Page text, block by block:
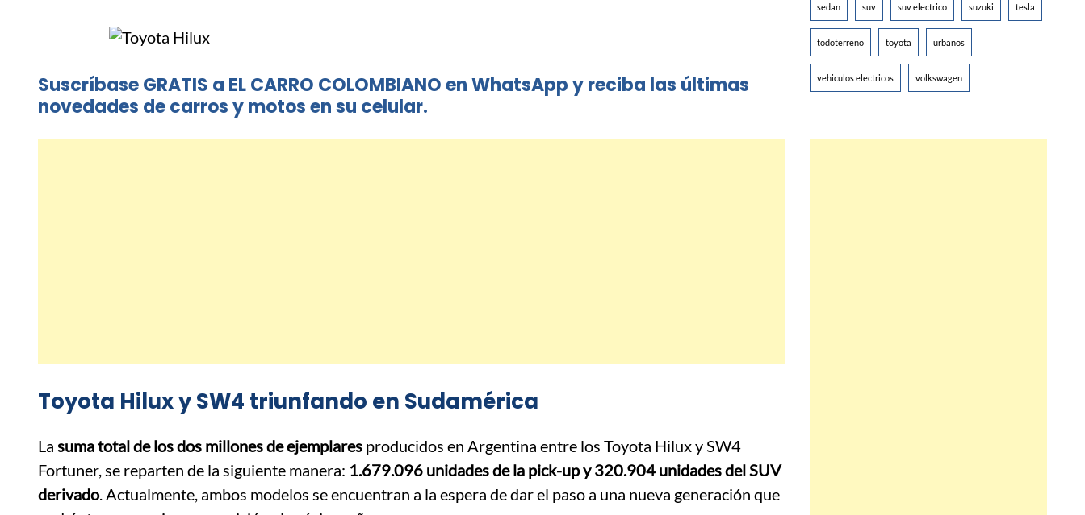
Suscríbase GRATIS a EL CARRO COLOMBIANO en WhatsApp y reciba las últimas
novedades de carros y motos en su celular.
Toyota Hilux y SW4 triunfando en Sudamérica
La suma total de los dos millones de ejemplares producidos en Argentina entre los Toyota Hilux y SW4
Fortuner, se reparten de la siguiente manera: 1.679.096 unidades de la pick-up y 320.904 unidades del SUV
derivado. Actualmente, ambos modelos se encuentran a la espera de dar el paso a una nueva generación que
sedan suv suv electrico suzuki tesla
todoterreno toyota urbanos
vehiculos electricos volkswagen